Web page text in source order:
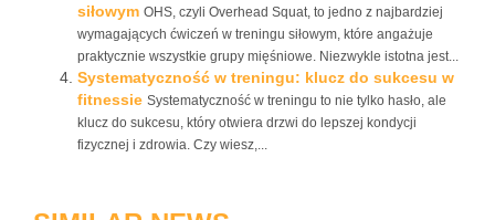
siłowym OHS, czyli Overhead Squat, to jedno z najbardziej
wymagających ćwiczeń w treningu siłowym, które angażuje
praktycznie wszystkie grupy mięśniowe. Niezwykle istotna jest...
Systematyczność w treningu: klucz do sukcesu w
fitnessie Systematyczność w treningu to nie tylko hasło, ale
klucz do sukcesu, który otwiera drzwi do lepszej kondycji
fizycznej i zdrowia. Czy wiesz,...